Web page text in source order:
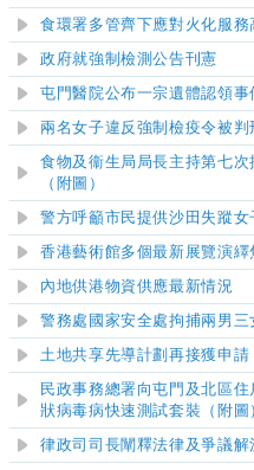
食環署多管齊下應對火化服務
政府就強制檢測公告刊憲
屯門醫院公布一宗遺體認領事
兩名女子違反強制檢疫令被判
食物及衞生局局長主持第七
（附圖）
警方呼籲市民提供沙田失蹤女
香港藝術館多個最新展覽演繹
內地供港物資供應最新情況
警務處國家安全處拘捕兩男三
土地共享先導計劃再接獲申請
民政事務總署向屯門及北區
狀病毒病快速測試套裝（附圖
律政司司長闡釋法律及爭議解